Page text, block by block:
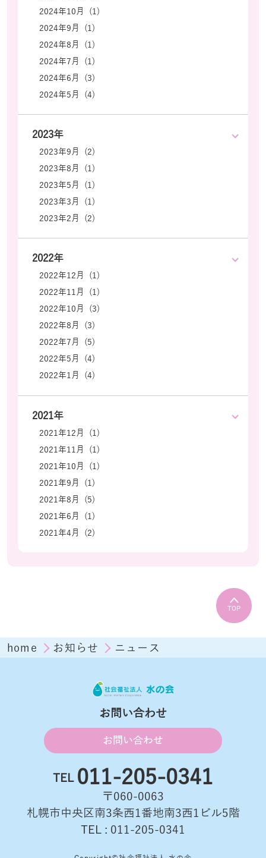
2024年10月 (1)
2024年9月 (1)
2024年8月 (1)
2024年7月 (1)
2024年6月 (3)
2024年5月 (4)
2023年
2023年9月 (2)
2023年8月 (1)
2023年5月 (1)
2023年3月 (1)
2023年2月 (2)
2022年
2022年12月 (1)
2022年11月 (1)
2022年10月 (3)
2022年8月 (3)
2022年7月 (5)
2022年5月 (4)
2022年1月 (4)
2021年
2021年12月 (1)
2021年11月 (1)
2021年10月 (1)
2021年9月 (1)
2021年8月 (5)
2021年6月 (1)
2021年4月 (2)
TOP
home お知らせ ニュース
お問い合わせ
お問い合わせ
TEL 011-205-0341
〒060-0063
札幌市中央区南3条西1番地南3西1ビル5階
TEL : 011-205-0341